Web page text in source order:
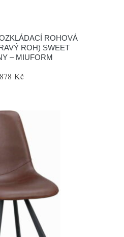
ROHOVÁ
ROH) SWEET
– MIUFORM
Kč